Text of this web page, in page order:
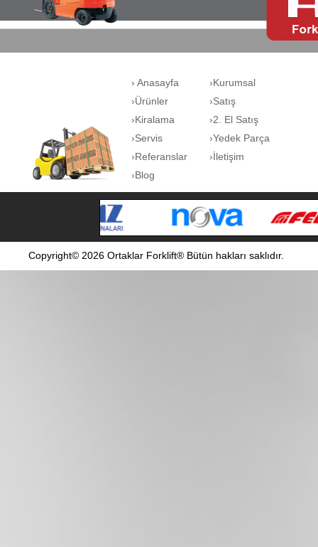
› Anasayfa
›Kurumsal
›Ürünler
›Satış
›Kiralama
›2. El Satış
›Servis
›Yedek Parça
›Referanslar
›İletişim
›Blog
Copyright© 2026 Ortaklar Forklift® Bütün hakları saklıdır.